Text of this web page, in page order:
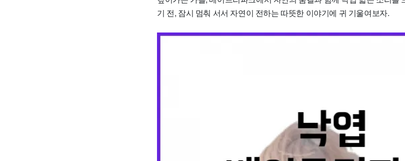
기 전, 잠시 멈춰 서서 자연이 전하는 따뜻한 이야기에 귀 기울여보자.